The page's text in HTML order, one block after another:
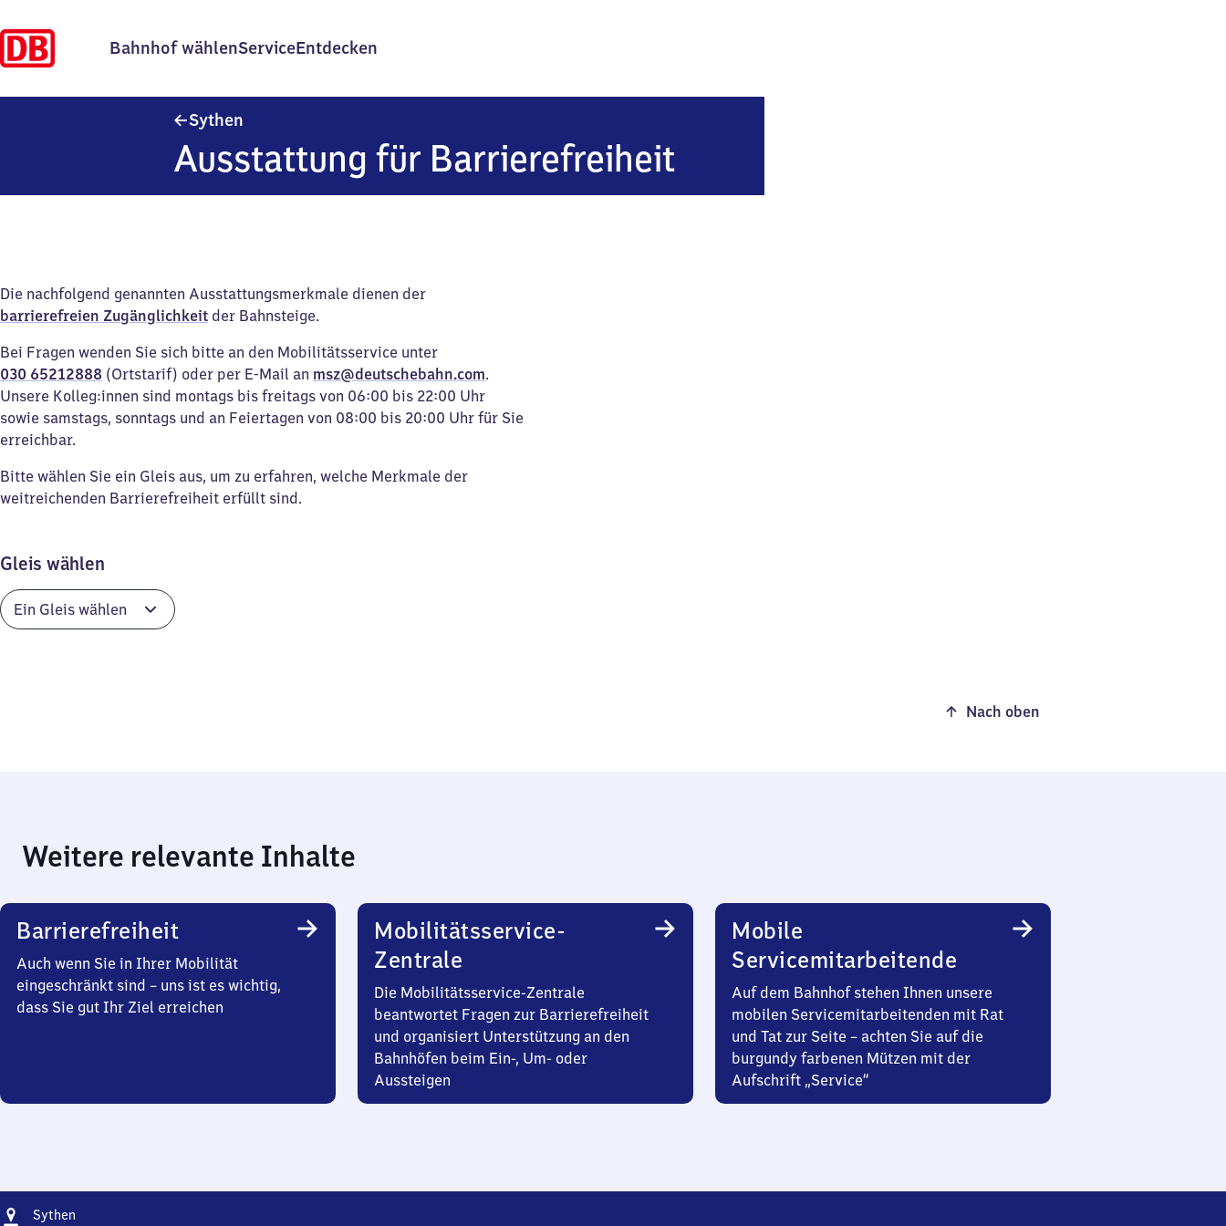
Bahnhof wählenServiceEntdecken
Sythen
Ausstattung für Barrierefreiheit
Die nachfolgend genannten Ausstattungsmerkmale dienen der
barrierefreien Zugänglichkeit der Bahnsteige.
Bei Fragen wenden Sie sich bitte an den Mobilitätsservice unter
030 65212888 (Ortstarif) oder per E-Mail an msz@deutschebahn.com.
Unsere Kolleg:innen sind montags bis freitags von 06:00 bis 22:00 Uhr
sowie samstags, sonntags und an Feiertagen von 08:00 bis 20:00 Uhr für Sie
erreichbar.
Bitte wählen Sie ein Gleis aus, um zu erfahren, welche Merkmale der
weitreichenden Barrierefreiheit erfüllt sind.
Gleis wählen
Nach oben
Weitere relevante Inhalte
Barrierefreiheit
Auch wenn Sie in Ihrer Mobilität
eingeschränkt sind – uns ist es wichtig,
dass Sie gut Ihr Ziel erreichen
Mobilitätsservice-
Zentrale
Die Mobilitätsservice-Zentrale
beantwortet Fragen zur Barrierefreiheit
und organisiert Unterstützung an den
Bahnhöfen beim Ein-, Um- oder
Aussteigen
Mobile
Servicemitarbeitende
Auf dem Bahnhof stehen Ihnen unsere
mobilen Servicemitarbeitenden mit Rat
und Tat zur Seite – achten Sie auf die
burgundy farbenen Mützen mit der
Aufschrift „Service“
Adresse
Sythen